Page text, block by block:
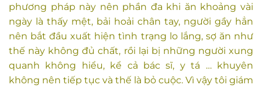
phương pháp này nên phần đa khi ăn khoảng vài
ngày là thấy mệt, bải hoải chân tay, người gầy hẳn
nên bắt đầu xuất hiện tình trạng lo lắng, sợ ăn như
thế này không đủ chất, rồi lại bị những người xung
quanh không hiểu, kể cả bác sĩ, y tá … khuyên
không nên tiếp tục và thế là bỏ cuộc. Vì vậy tôi giám